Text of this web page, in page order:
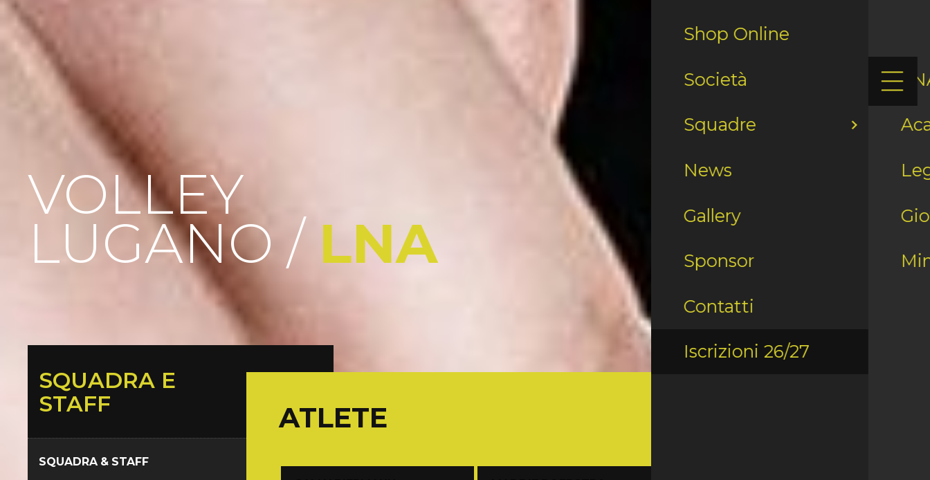
Shop Online
Società
Squadre
News
Gallery
Sponsor
Contatti
Iscrizioni 26/27
VOLLEY
LUGANO / LNA
SQUADRA E
STAFF
SQUADRA & STAFF
ATLETE